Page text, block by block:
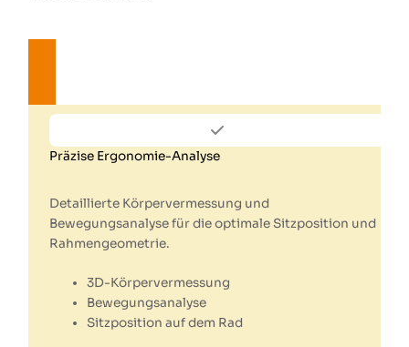
Präzise Ergonomie-Analyse
Detaillierte Körpervermessung und
Bewegungsanalyse für die optimale Sitzposition und
Rahmengeometrie.
3D-Körpervermessung
Bewegungsanalyse
Sitzposition auf dem Rad